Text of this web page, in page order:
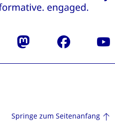
Mastodon Facebook
Springe zum Seitenanfang